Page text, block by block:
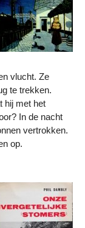
vlucht. Ze
te trekken.
hij met het
In de nacht
vertrokken.
op.